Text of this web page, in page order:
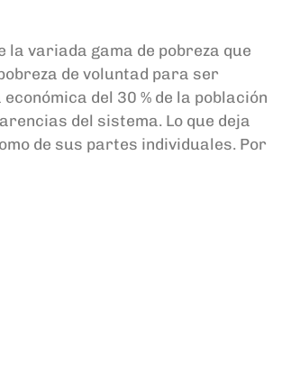
la variada gama de pobreza que
de voluntad para ser
del 30 % de la población
del sistema. Lo que deja
de sus partes individuales. Por